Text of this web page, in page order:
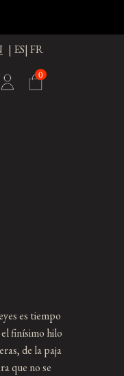
| ES| FR
0
es tiempo
finísimo hilo
de la paja
que no se